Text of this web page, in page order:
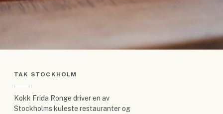
TAK STOCKHOLM
Kokk Frida Ronge driver en av
Stockholms kuleste restauranter og